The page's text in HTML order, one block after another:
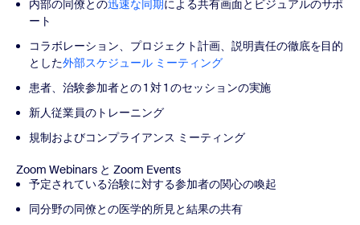
内部の同僚との迅速な同期による共有画面とビジュアルのサポ
ート
コラボレーション、プロジェクト計画、説明責任の徹底を目的
とした外部スケジュール ミーティング
患者、治験参加者との 1 対 1 のセッションの実施
新人従業員のトレーニング
規制およびコンプライアンス ミーティング
Zoom Webinars と Zoom Events
予定されている治験に対する参加者の関心の喚起
同分野の同僚との医学的所見と結果の共有